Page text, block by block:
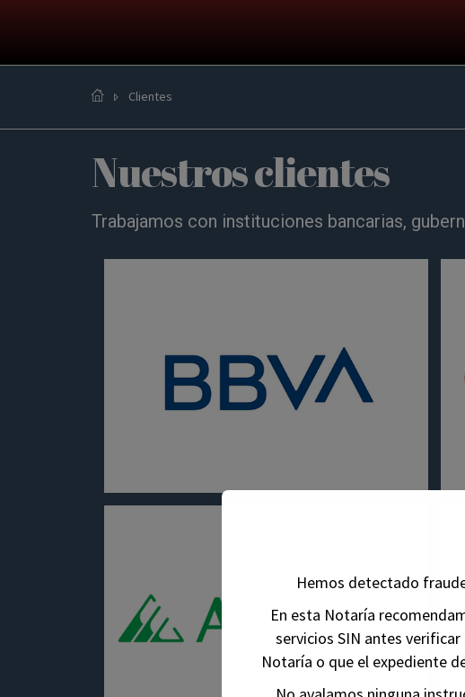
Clientes
Nuestros clientes
Trabajamos con instituciones bancarias,
Hemos detectado
En esta Notaría
servicios SIN antes
Notaría o que el expediente